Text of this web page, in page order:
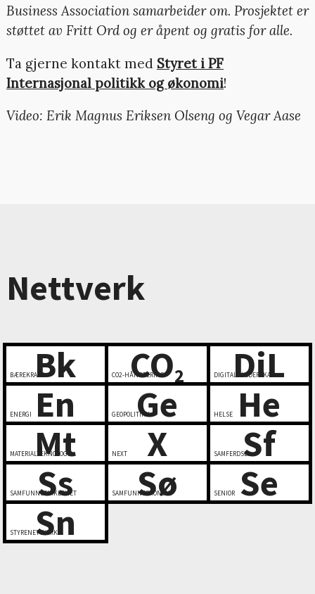
Business Association samarbeider om. Prosjektet er
støttet av Fritt Ord og er åpent og gratis for alle.
Ta gjerne kontakt med Styret i PF
Internasjonal politikk og økonomi!
Video: Erik Magnus Eriksen Olseng og Vegar Aase
Nettverk
Bk
BÆREKRAFT CO2
CO2-HÅNDTERING DiL
DIGITALT LEDERSKAP
En
ENERGI Ge
GEOPOLITIKK He
HELSE
Mt
MATERIALTEKNOLOGI X
NEXT Sf
SAMFERDSEL
Ss
SAMFUNNSSIKKERHET Sø
SAMFUNNSØKONOMI Se
SENIOR
Sn
STYRENETTVERK